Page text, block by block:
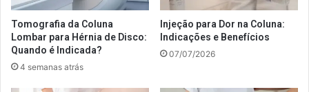
Tomografia da Coluna
Lombar para Hérnia de Disco:
Quando é Indicada?
4 semanas atrás
Injeção para Dor na Coluna:
Indicações e Benefícios
07/07/2026